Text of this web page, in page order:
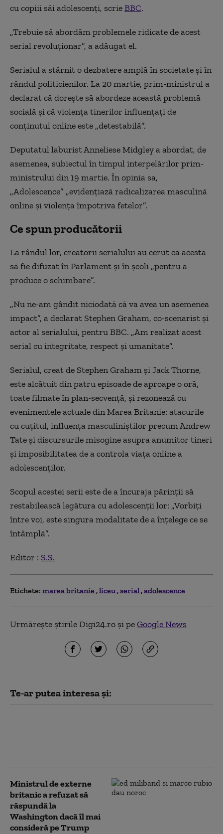
cu copiii săi adolescenţi, scrieBBC.
„Trebuie să abordăm problemele ridicate de acest
serial revoluţionar”, a adăugat el.
Serialul a stârnit o dezbatere amplă în societate şi în
rândul politicienilor. La 20 martie, prim-ministrul a
declarat că doreşte să abordeze această problemă
socială şi că violenţa tinerilor influenţaţi de
conţinutul online este „detestabilă”.
Deputatul laburist Anneliese Midgley a abordat, de
asemenea, subiectul în timpul interpelărilor prim-
ministrului din 19 martie. În opinia sa,
„Adolescence” „evidenţiază radicalizarea masculină
online şi violenţa împotriva fetelor”.
Ce spun producătorii
La rândul lor, creatorii serialului au cerut ca acesta
să fie difuzat în Parlament şi în şcoli „pentru a
produce o schimbare”.
„Nu ne-am gândit niciodată că va avea un asemenea
impact”, a declarat Stephen Graham, co-scenarist şi
actor al serialului, pentru BBC. „Am realizat acest
serial cu integritate, respect şi umanitate”.
Serialul, creat de Stephen Graham şi Jack Thorne,
este alcătuit din patru episoade de aproape o oră,
toate filmate în plan-secvenţă, şi rezonează cu
evenimentele actuale din Marea Britanie: atacurile
cu cuţitul, influenţa masculiniştilor precum Andrew
Tate şi discursurile misogine asupra anumitor tineri
şi imposibilitatea de a controla viaţa online a
adolescenţilor.
Scopul acestei serii este de a încuraja părinţii să
restabilească legătura cu adolescenţii lor: „Vorbiţi
între voi, este singura modalitate de a înţelege ce se
întâmplă”.
Editor : S.S.
Etichete: marea britanie liceu serial adolescence
Urmărește știrile Digi24.ro și peGoogle News
Te-ar putea interesa și:
Ministrul de externe
britanic a refuzat să
răspundă la
Washington dacă îl mai
consideră pe Trump